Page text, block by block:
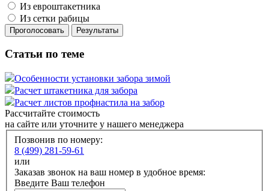
Из евроштакетника
Из сетки рабицы
Статьи по теме
Особенности установки забора зимой
Расчет штакетника для забора
Расчет листов профнастила на забор
Рассчитайте стоимость
на сайте или уточните у нашего менеджера
Позвонив по номеру:
8 (499) 281-59-61
или
Заказав звонок на ваш номер в удобное время:
Введите Ваш телефон